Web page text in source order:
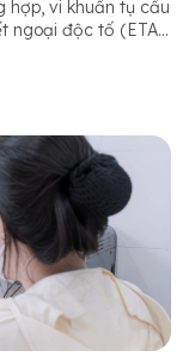
hợp, vi khuẩn tụ cầu
ngoại độc tố (ETA
SSSS) – một […]